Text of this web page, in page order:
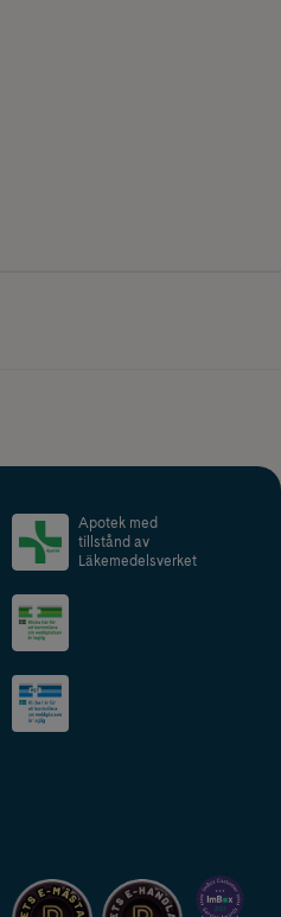
Apotek med
tillstånd av
Läkemedelsverket